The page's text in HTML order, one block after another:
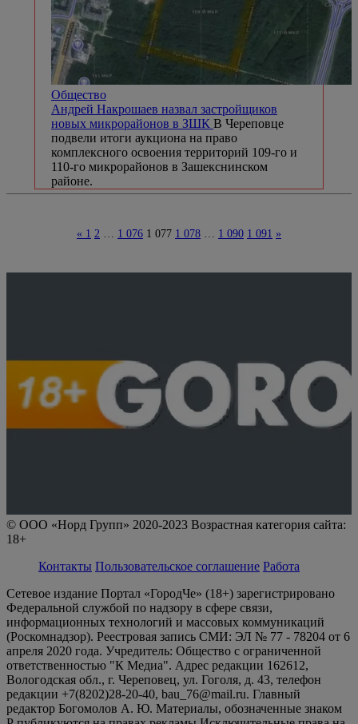
Общество
Андрей Накрошаев назвал застройщиков
новых микрорайонов в ЗШК В Череповце
подвели итоги аукциона на право
комплексного освоения территорий 109-го и
110-го микрорайонов в Зашекснинском
районе.
« 1 2 … 1 076 1 077 1 078 … 1 090 1 091 »
© ООО «Норд Групп» 2020-2023 Возрастная категория сайта:
18+
Контакты Пользовательское соглашение Работа
Сетевое издание Портал «ГородЧе» (18+) зарегистрировано
Федеральной службой по надзору в сфере связи,
информационных технологий и массовых коммуникаций
(Роскомнадзор). Реестровая запись СМИ: ЭЛ № 77 - 78204 от 6
апреля 2020 года. Учредитель: Общество с ограниченной
ответственностью "К Медиа". Адрес редакции 162612,
Вологодская обл., г. Череповец, ул. Гоголя, д. 43, телефон
редакции +7(8202)28-20-40, bau_76@mail.ru. Главный
редактор Богомолов А. Ю. Материалы, обозначенные знаком